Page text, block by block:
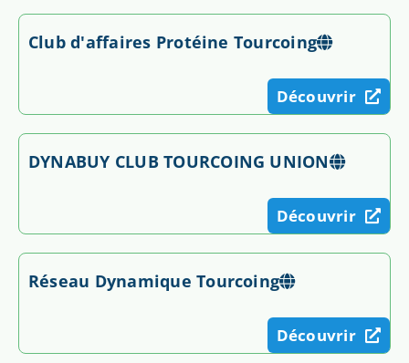
Club d'affaires Protéine Tourcoing
Découvrir
DYNABUY CLUB TOURCOING UNION
Découvrir
Réseau Dynamique Tourcoing
Découvrir